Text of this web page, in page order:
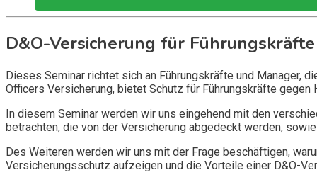
D&O-Versicherung für
Dieses Seminar richtet sich an Führungskräfte und Manager,
Officers Versicherung, bietet Schutz für Führungskräfte
In diesem Seminar werden wir uns eingehend mit den
betrachten, die von der Versicherung abgedeckt werden,
Des Weiteren werden wir uns mit der Frage beschäftigen,
Versicherungsschutz aufzeigen und die Vorteile einer D&O-